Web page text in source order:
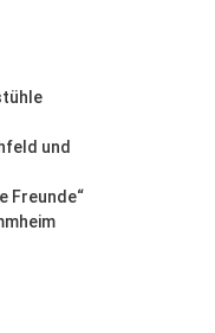
und
Freunde“